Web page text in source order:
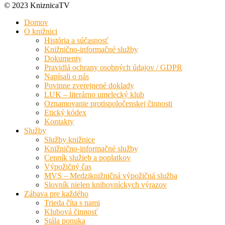
© 2023 KniznicaTV
Domov
O knižnici
História a súčasnosť
Knižnično-informačné služby
Dokumenty
Pravidlá ochrany osobných údajov / GDPR
Napísali o nás
Povinne zverejnené doklady
LUK – literárno umelecký klub
Oznamovanie protispoločenskej činnosti
Etický kódex
Kontakty
Služby
Služby knižnice
Knižnično-informačné služby
Cenník služieb a poplatkov
Výpožičný čas
MVS – Medziknižničná výpožičná služba
Slovník nielen knihovníckych výrazov
Zábava pre každého
Trieda číta s nami
Klubová činnosť
Stála ponuka